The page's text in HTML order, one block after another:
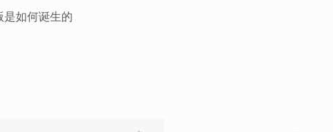
如何诞生的